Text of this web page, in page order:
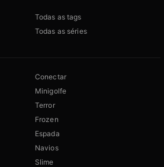
Todas as tags
Todas as séries
Conectar
Minigolfe
Terror
Frozen
Espada
Navios
Slime